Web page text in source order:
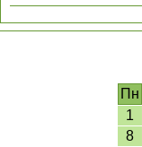
Пн
1
8